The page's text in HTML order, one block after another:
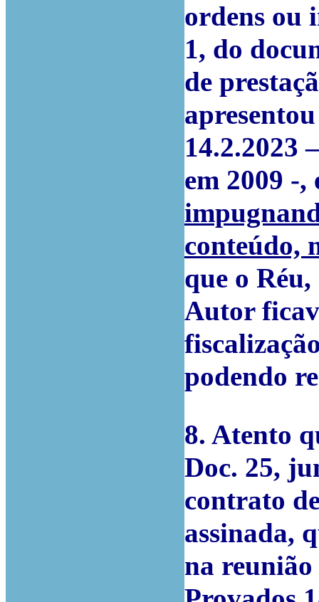
ordens ou
1, do
de
14.2.2023
em 2009 -,
conteúdo,
que o
Autor
podendo
8. Atento
Doc. 25,
contrato
assinada,
na reunião